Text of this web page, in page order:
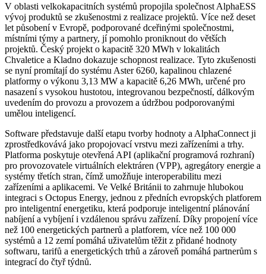
V oblasti velkokapacitních systémů propojila společnost AlphaESS
vývoj produktů se zkušenostmi z realizace projektů. Více než deset
let působení v Evropě, podporované dceřinými společnostmi,
místními týmy a partnery, jí pomohlo proniknout do větších
projektů. Český projekt o kapacitě 320 MWh v lokalitách
Chvaletice a Kladno dokazuje schopnost realizace. Tyto zkušenosti
se nyní promítají do systému Aster 6260, kapalinou chlazené
platformy o výkonu 3,13 MW a kapacitě 6,26 MWh, určené pro
nasazení s vysokou hustotou, integrovanou bezpečností, dálkovým
uvedením do provozu a provozem a údržbou podporovanými
umělou inteligencí.
Software představuje další etapu tvorby hodnoty a AlphaConnect ji
zprostředkovává jako propojovací vrstvu mezi zařízeními a trhy.
Platforma poskytuje otevřená API (aplikační programová rozhraní)
pro provozovatele virtuálních elektráren (VPP), agregátory energie a
systémy třetích stran, čímž umožňuje interoperabilitu mezi
zařízeními a aplikacemi. Ve Velké Británii to zahrnuje hlubokou
integraci s Octopus Energy, jednou z předních evropských platforem
pro inteligentní energetiku, která podporuje inteligentní plánování
nabíjení a vybíjení i vzdálenou správu zařízení. Díky propojení více
než 100 energetických partnerů a platforem, více než 100 000
systémů a 12 zemí pomáhá uživatelům těžit z přidané hodnoty
softwaru, tarifů a energetických trhů a zároveň pomáhá partnerům s
integrací do čtyř týdnů.